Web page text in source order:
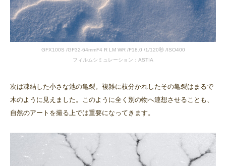
GFX100S /GF32-64mmF4 R LM WR /F18.0 /1/120秒 /ISO400
フィルムシミュレーション：ASTIA
次は凍結した小さな池の亀裂。複雑に枝分かれしたその亀裂はまるで
木のように見えました。このように全く別の物へ連想させることも、
自然のアートを撮る上では重要になってきます。